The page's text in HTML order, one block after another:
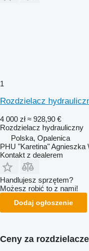
1
Rozdzielacz
4 000 zł ≈ 928,90 €
Rozdzielacz hydrauliczny
Polska, Opalenica
PHU "Karetina" Agnieszka
Kontakt z dealerem
Handlujesz sprzętem?
Możesz robić to z nami!
Dodaj ogłoszenie
Ceny za